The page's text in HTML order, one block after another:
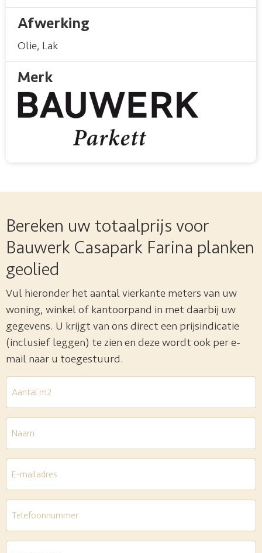
Afwerking
Olie, Lak
Merk
Bereken uw totaalprijs voor
Bauwerk Casapark Farina planken
geolied
Vul hieronder het aantal vierkante meters van uw
woning, winkel of kantoorpand in met daarbij uw
gegevens. U krijgt van ons direct een prijsindicatie
(inclusief leggen) te zien en deze wordt ook per e-
mail naar u toegestuurd.
Aantal
m2 *
Naam
E-
mailadres *
Telefoon
Woonplaats